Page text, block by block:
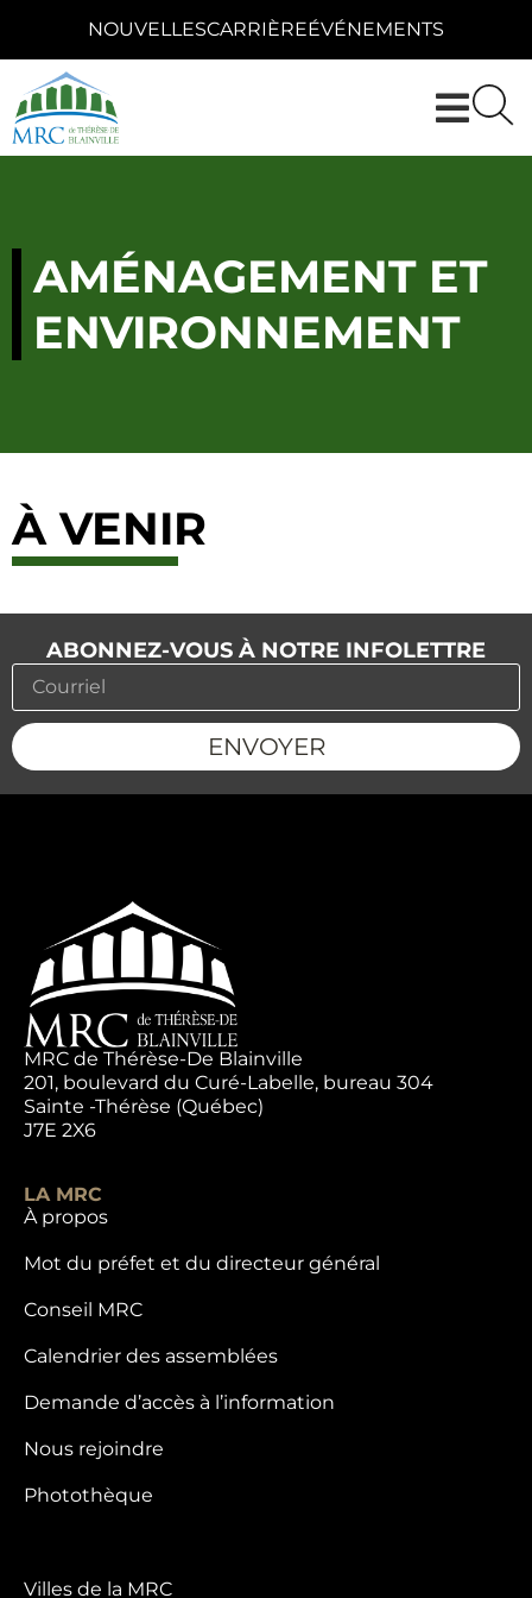
NOUVELLESCARRIÈREÉVÉNEMENTS
AMÉNAGEMENT ET
ENVIRONNEMENT
À VENIR
ABONNEZ-VOUS À NOTRE INFOLETTRE
ENVOYER
MRC de Thérèse-De Blainville
201, boulevard du Curé-Labelle, bureau 304
Sainte -Thérèse (Québec)
J7E 2X6
LA MRC
À propos
Mot du préfet et du directeur général
Conseil MRC
Calendrier des assemblées
Demande d’accès à l’information
Nous rejoindre
Photothèque
Villes de la MRC